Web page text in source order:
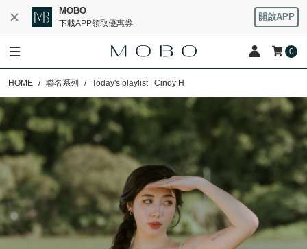
MOBO
下載APP領取優惠券
開啟APP
0
HOME 聯名系列 Today's playlist | Cindy H